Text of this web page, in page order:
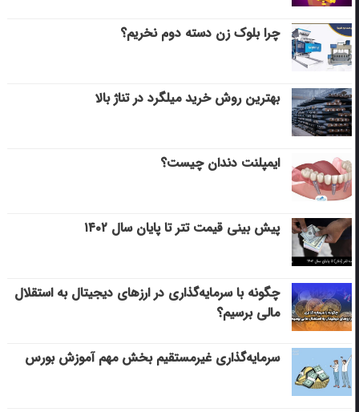
چرا بلوک زن دسته دوم نخریم؟
بهترین روش خرید میلگرد در تناژ بالا
ایمپلنت دندان چیست؟
پیش بینی قیمت تتر تا پایان سال ۱۴۰۲
چگونه با سرمایه‌گذاری در ارزهای دیجیتال به استقلال
مالی برسیم؟
سرمایه‌گذاری غیرمستقیم بخش مهم آموزش بورس